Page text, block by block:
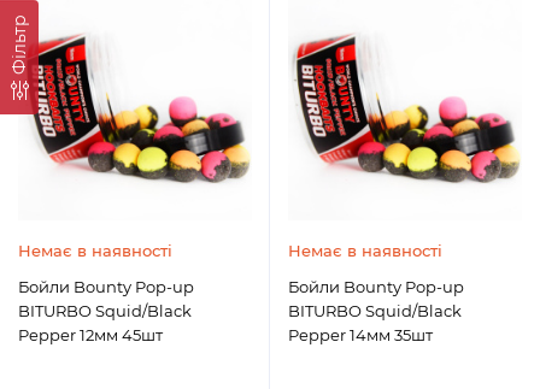
Фільтр
Немає в наявності
Бойли Bounty Pop-up
BITURBO Squid/Black
Pepper 12мм 45шт
Немає в наявності
Бойли Bounty Pop-up
BITURBO Squid/Black
Pepper 14мм 35шт